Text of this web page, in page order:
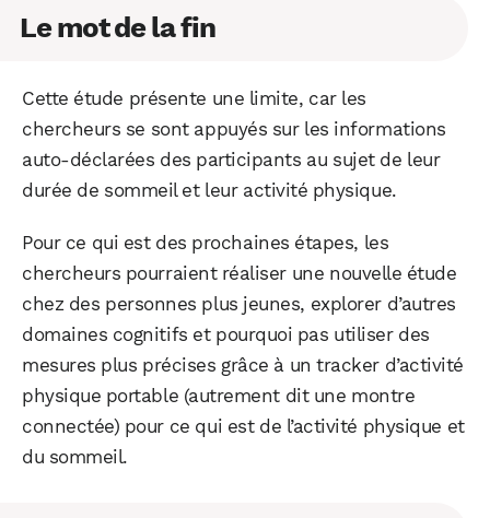
Le mot de la fin
Cette étude présente une limite, car les
chercheurs se sont appuyés sur les informations
auto-déclarées des participants au sujet de leur
durée de sommeil et leur activité physique.
Pour ce qui est des prochaines étapes, les
chercheurs pourraient réaliser une nouvelle étude
chez des personnes plus jeunes, explorer d’autres
domaines cognitifs et pourquoi pas utiliser des
mesures plus précises grâce à un tracker d’activité
physique portable (autrement dit une montre
connectée) pour ce qui est de l’activité physique et
du sommeil.